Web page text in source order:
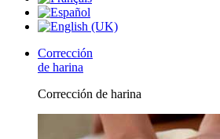
Corrección
de harina
Corrección de harina